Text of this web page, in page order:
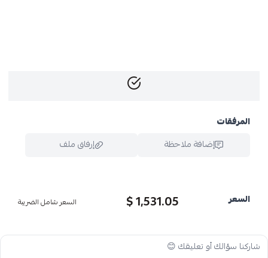
المرفقات
إضافة ملاحظة
إرفاق ملف
اسحب و افلت الملف هنا
السعر 1,531.05 $ السعر شامل الضريبة